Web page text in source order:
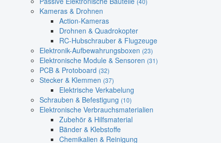
Kameras & Drohnen
Action-Kameras
Drohnen & Quadrokopter
RC-Hubschrauber & Flugzeuge
Elektronik-Aufbewahrungsboxen (23)
Elektronische Module & Sensoren (31)
PCB & Protoboard (32)
Stecker & Klemmen (37)
Elektrische Verkabelung
Schrauben & Befestigung (10)
Elektronische Verbrauchsmaterialien
Zubehör & Hilfsmaterial
Bänder & Klebstoffe
Chemikalien & Reinigung